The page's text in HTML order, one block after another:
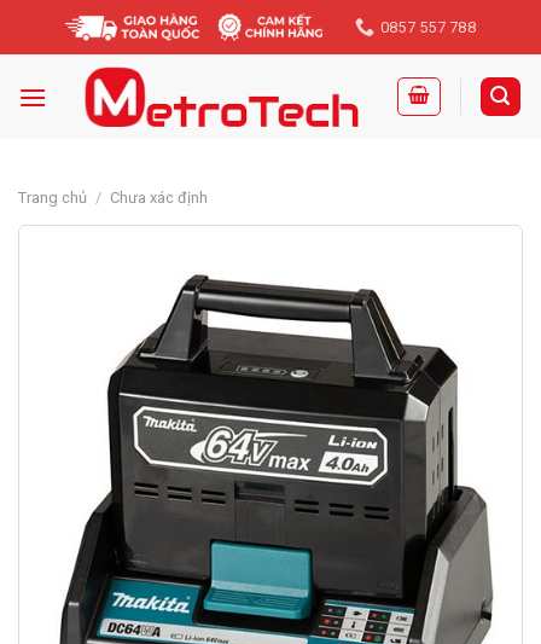
0857 557 788
Trang chủ / Chưa xác định